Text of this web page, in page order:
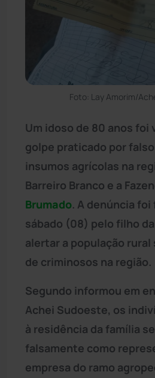
Foto: Lay Amorim/
Um idoso de 80 anos foi
golpe praticado por
insumos agrícolas na
Barreiro Branco e a
Brumado. A denúncia
sábado (08) pelo filho
alertar a população rural
de criminosos na região.
Segundo informou em
Achei Sudoeste, os
à residência da família
falsamente como
empresa do ramo